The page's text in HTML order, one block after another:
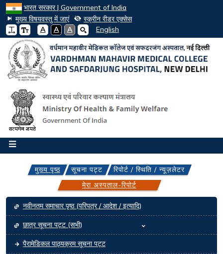
भारत सरकार | Government of India
मुख्य विषयवस्तु में जाएं
स्क्रीन रीडर एक्सेस
A
A A English
मुख्य पृष्ठ सूचना पट्ट
रिपोर्ट / स्थिति / न्यूज़लेटर
मेरा अस्पताल-रिपोर्ट
Main navigation
नवीनतम समाचार पृष्ठ (परिपत्र / आदेश / इत्यादि)
छात्र सूचना पट्ट (सभी)
पैरामेडिकल पाठ्यक्रम सूचना पट्ट